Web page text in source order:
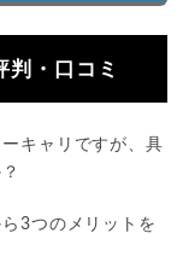
判・口コミ
キャリ️ですが、具
3つのメリットを